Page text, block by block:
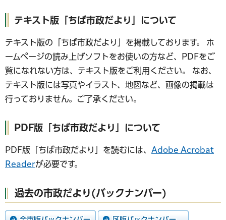
テキスト版「ちば市政だより」について
テキスト版の「ちば市政だより」を掲載しております。 ホ
ームページの読み上げソフトをお使いの方など、PDFをご
覧になれない方は、テキスト版をご利用ください。 なお、
テキスト版には写真やイラスト、地図など、画像の掲載は
行っておりません。ご了承ください。
PDF版「ちば市政だより」について
PDF版「ちば市政だより」を読むには、 Adobe Acrobat
Readerが必要です。
過去の市政だより(バックナンバー)